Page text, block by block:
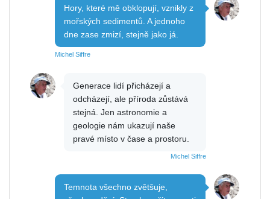
Hory, které mě obklopují, vznikly z
mořských sedimentů. A jednoho
dne zase zmizí, stejně jako já.
Michel Siffre
Generace lidí přicházejí a
odcházejí, ale příroda zůstává
stejná. Jen astronomie a
geologie nám ukazují naše
pravé místo v čase a prostoru.
Michel Siffre
Temnota všechno zvětšuje,